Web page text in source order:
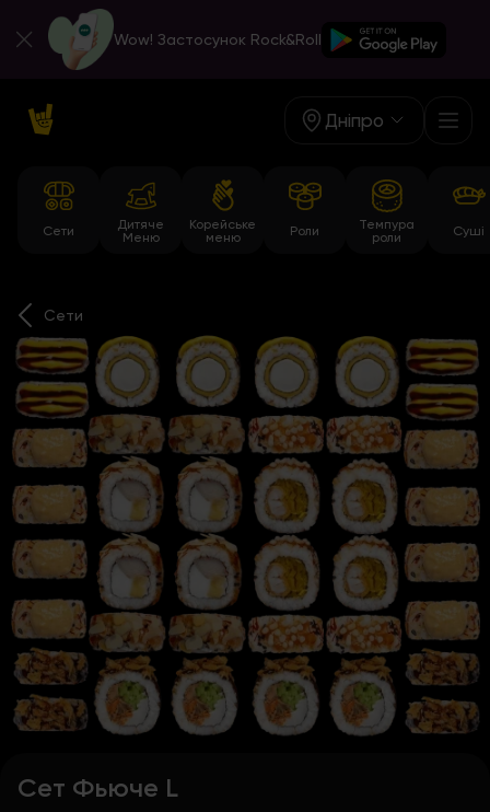
Wow! Застосунок Rock&Roll
Дніпро
Сети
Дитяче
Меню
Корейське
меню
Роли
Темпура
роли
Суші
Сети
Сет Фьюче L